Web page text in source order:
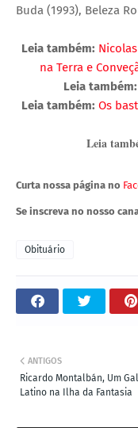
Buda (1993), Beleza
Leia também:
na Terra e
Leia também:
Leia também: Os
Leia
Curta nossa página no
Se inscreva no nosso
Obituário
ANTIGOS
Ricardo Montalbán, Um
Latino na Ilha da Fantasia